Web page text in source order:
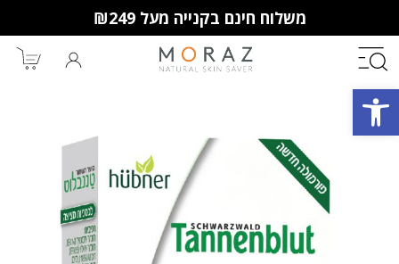
משלוח חינם בקנייה מעל ₪249
10% הנחה לקנייה ראשונה
מבצעים שווים
וצבירת נקודות למימוש בקניות
הבאות.
פתח סרגל נגישות